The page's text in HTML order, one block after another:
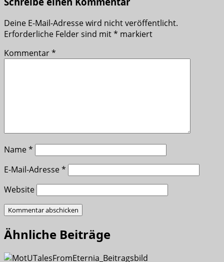
Deine E-Mail-Adresse wird nicht veröffentlicht.
Erforderliche Felder sind mit* markiert
Kommentar*
Name*
E-Mail-Adresse*
Website
Ähnliche Beiträge